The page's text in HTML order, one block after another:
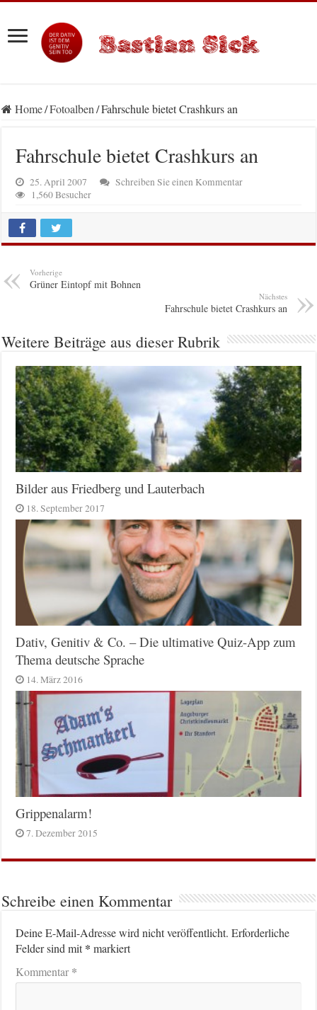
Home/Fotoalben/Fahrschule bietet Crashkurs an
Fahrschule bietet Crashkurs an
25. April 2007
Schreiben Sie einen Kommentar
1,560 Besucher
Vorherige
Grüner Eintopf mit Bohnen
Nächstes
Fahrschule bietet Crashkurs an
Weitere Beiträge aus dieser Rubrik
Bilder aus Friedberg und Lauterbach
18. September 2017
Dativ, Genitiv & Co. – Die ultimative Quiz-App zum
Thema deutsche Sprache
14. März 2016
Grippenalarm!
7. Dezember 2015
Schreibe einen Kommentar
Deine E-Mail-Adresse wird nicht veröffentlicht. Erforderliche
Felder sind mit* markiert
Kommentar*